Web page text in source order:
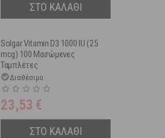
ΣΤΟ ΚΑΛΑΘΙ
Solgar Vitamin D3 1000 IU (25
mcg) 100 Μασώμενες
Ταμπλέτες
Διαθέσιμο
23,53 €
ΣΤΟ ΚΑΛΑΘΙ